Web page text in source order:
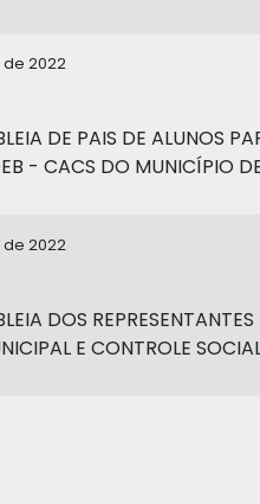
de 2022
DE PAIS DE ALUNOS
- CACS DO MUNICÍPIO
de 2022
DOS
E CONTROLE